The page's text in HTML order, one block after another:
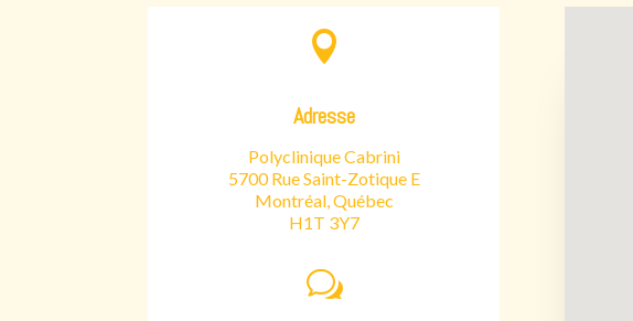

Adresse
Polyclinique Cabrini
5700 Rue Saint-Zotique E
Montréal, Québec
H1T 3Y7
w